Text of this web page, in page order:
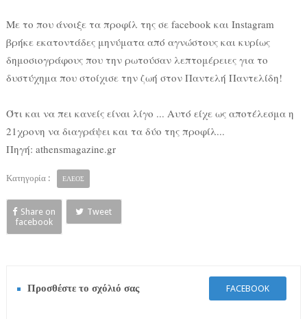
Με το που άνοιξε τα προφίλ της σε facebook και Instagram
βρήκε εκατοντάδες μηνύματα από αγνώστους και κυρίως
δημοσιογράφους που την ρωτούσαν λεπτομέρειες για το
δυστύχημα που στοίχισε την ζωή στον Παντελή Παντελίδη!
Ότι και να πει κανείς είναι λίγο ... Αυτό είχε ως αποτέλεσμα η
21χρονη να διαγράψει και τα δύο της προφίλ...
Πηγή: athensmagazine.gr
Κατηγορία : ΕΛΕΟΣ
Share on
facebook
Tweet
Προσθέστε το σχόλιό σας FACEBOOK